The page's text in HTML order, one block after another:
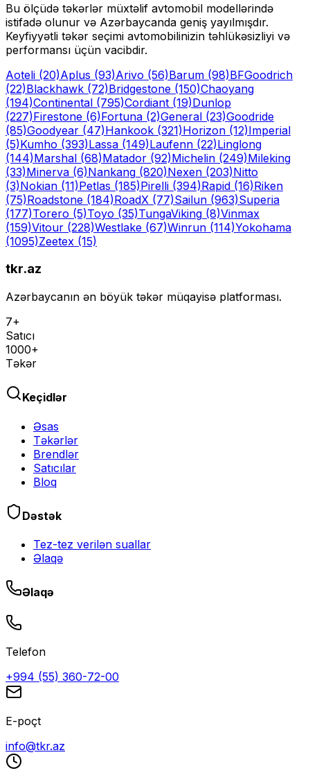
Bu ölçüdə təkərlər müxtəlif avtomobil modellərində
istifadə olunur və Azərbaycanda geniş yayılmışdır.
Keyfiyyətli təkər seçimi avtomobilinizin təhlükəsizliyi və
performansı üçün vacibdir.
Aoteli (20)Aplus (93)Arivo (56)Barum (98)BFGoodrich
(22)Blackhawk (72)Bridgestone (150)Chaoyang
(194)Continental (795)Cordiant (19)Dunlop
(227)Firestone (6)Fortuna (2)General (23)Goodride
(85)Goodyear (47)Hankook (321)Horizon (12)Imperial
(5)Kumho (393)Lassa (149)Laufenn (22)Linglong
(144)Marshal (68)Matador (92)Michelin (249)Mileking
(33)Minerva (6)Nankang (820)Nexen (203)Nitto
(3)Nokian (11)Petlas (185)Pirelli (394)Rapid (16)Riken
(75)Roadstone (184)RoadX (77)Sailun (963)Superia
(177)Torero (5)Toyo (35)TungaViking (8)Vinmax
(159)Vitour (228)Westlake (67)Winrun (114)Yokohama
(1095)Zeetex (15)
tkr.az
Azərbaycanın ən böyük təkər müqayisə platforması.
7+
Satıcı
1000+
Təkər
Keçidlər
Əsas
Təkərlər
Brendlər
Satıcılar
Bloq
Dəstək
Tez-tez verilən suallar
Əlaqə
Əlaqə
Telefon
+994 (55) 360-72-00
E-poçt
info@tkr.az